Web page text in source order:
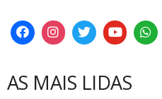
AS MAIS LIDAS